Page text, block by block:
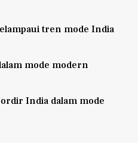
tren mode India
mode modern
India dalam mode